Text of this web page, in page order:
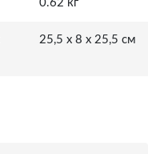
0.62 кг
25,5 x 8 x 25,5 см